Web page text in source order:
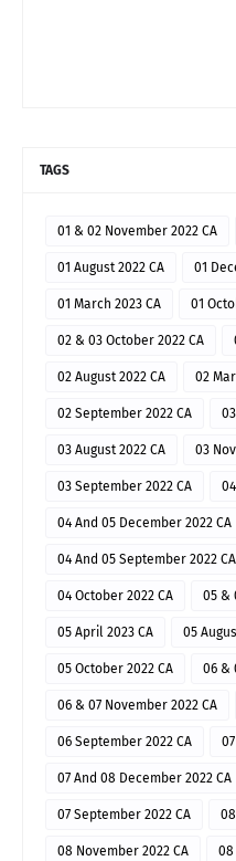
TAGS
01 & 02 November 2022 CA
01 August 2022 CA 01
01 March 2023 CA 01
02 & 03 October 2022 CA
02 August 2022 CA 02
02 September 2022 CA
03 August 2022 CA 03
03 September 2022 CA
04 And 05 December 2022 CA
04 And 05 September 2022 CA
04 October 2022 CA 05 &
05 April 2023 CA 05
05 October 2022 CA 06 &
06 & 07 November 2022 CA
06 September 2022 CA
07 And 08 December 2022 CA
07 September 2022 CA
08 November 2022 CA 08